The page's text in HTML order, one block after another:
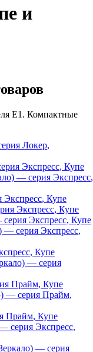
и
Е1. Компактные
Локер,
Экспресс, Купе
— серия Экспресс,
Экспресс, Купе
Экспресс, Купе
Экспресс, Купе
— серия Экспресс,
, Купе
— серия
Прайм, Купе
— серия Прайм,
Прайм, Купе
серия Экспресс,
— серия